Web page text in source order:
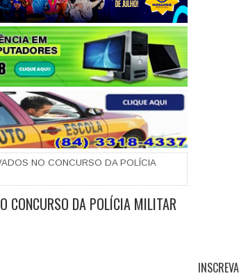
NO CONCURSO DA POLÍCIA
CONCURSO DA POLÍCIA MILITAR